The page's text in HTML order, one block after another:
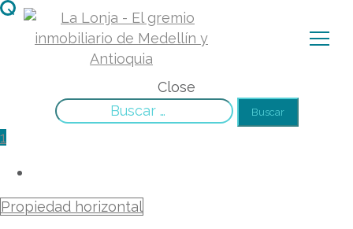
Close
Buscar:
1
Propiedad horizontal